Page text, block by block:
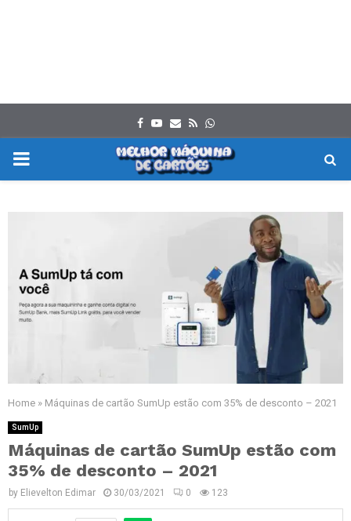
Facebook
Youtube
Email
RssWhatsapp
PRIMARY
Home » Máquinas de cartão SumUp estão com 35% de desconto – 2021
SumUp
Máquinas de cartão SumUp estão com
35% de desconto – 2021
by Elievelton Edimar 30/03/2021 0 123